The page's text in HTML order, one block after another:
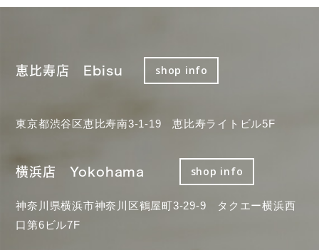
恵比寿店 Ebisu shop info
東京都渋谷区恵比寿南3-1-19 恵比寿ライトビル5F
横浜店 Yokohama shop info
神奈川県横浜市神奈川区鶴屋町3-29-9 タクエー横浜西
口第6ビル7F